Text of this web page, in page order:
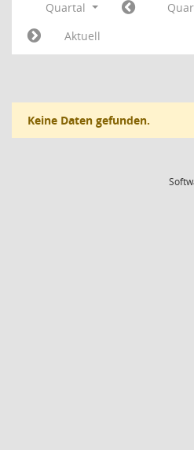
Quartal
Aktuell
Keine Daten gefunden.